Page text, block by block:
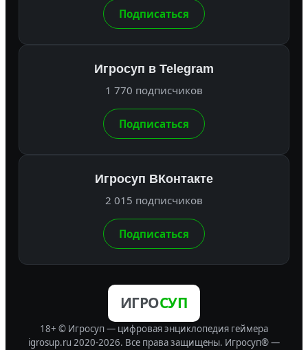
Подписаться
Игросуп в Telegram
1 770 подписчиков
Подписаться
Игросуп ВКонтакте
2 015 подписчиков
Подписаться
ИГРОСУП
18+ © Игросуп — цифровая энциклопедия геймера
igrosup.ru 2020-2026. Все права защищены. Игросуп® —